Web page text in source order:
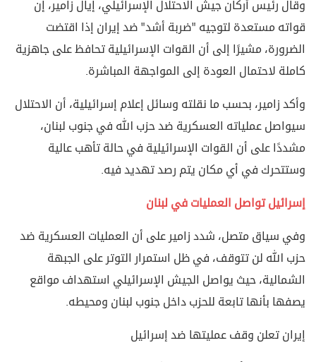
وقال رئيس أركان جيش الاحتلال الإسرائيلي، إيال زامير، إن
قواته مستعدة لتوجيه "ضربة أشد" ضد إيران إذا اقتضت
الضرورة، مشيرًا إلى أن القوات الإسرائيلية تحافظ على جاهزية
كاملة لاحتمال العودة إلى المواجهة المباشرة.
وأكد زامير، بحسب ما نقلته وسائل إعلام إسرائيلية، أن الاحتلال
سيواصل عملياته العسكرية ضد حزب الله في جنوب لبنان،
مشددًا على أن القوات الإسرائيلية في حالة تأهب عالية
وستتحرك في أي مكان يتم رصد تهديد فيه.
إسرائيل تواصل العمليات في لبنان
وفي سياق متصل، شدد زامير على أن العمليات العسكرية ضد
حزب الله لن تتوقف، في ظل استمرار التوتر على الجبهة
الشمالية، حيث يواصل الجيش الإسرائيلي استهداف مواقع
يصفها بأنها تابعة للحزب داخل جنوب لبنان ومحيطه.
إيران تعلن وقف عمليتها ضد إسرائيل